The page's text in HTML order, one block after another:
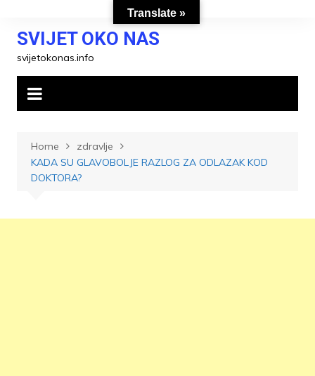
contentSVIJET OKO NAS
svijetokonas.info
Home
zdravlje
KADA SU GLAVOBOLJE RAZLOG ZA ODLAZAK KOD
DOKTORA?
Translate »